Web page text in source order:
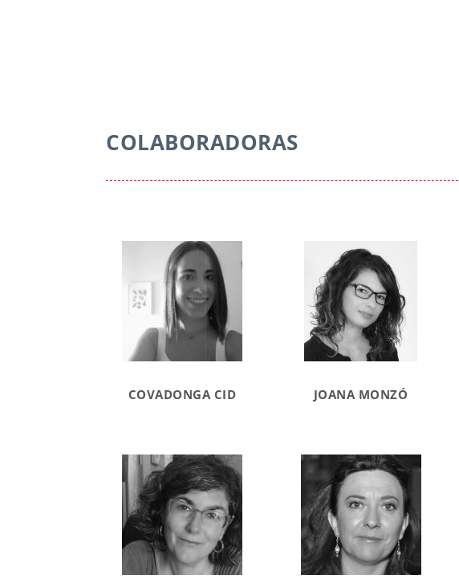
COLABORADORAS
COVADONGA CID JOANA MONZÓ